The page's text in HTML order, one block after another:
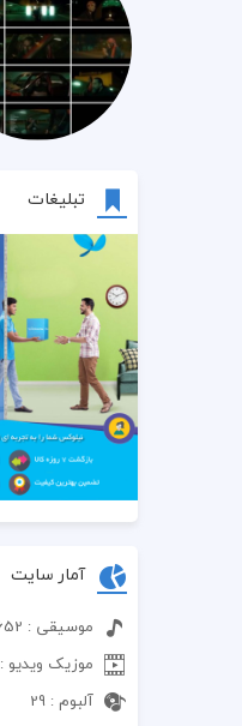
تبلیغات
آمار سایت
موسیقی : 3652
موزیک ویدیو : 65
آلبوم : 29